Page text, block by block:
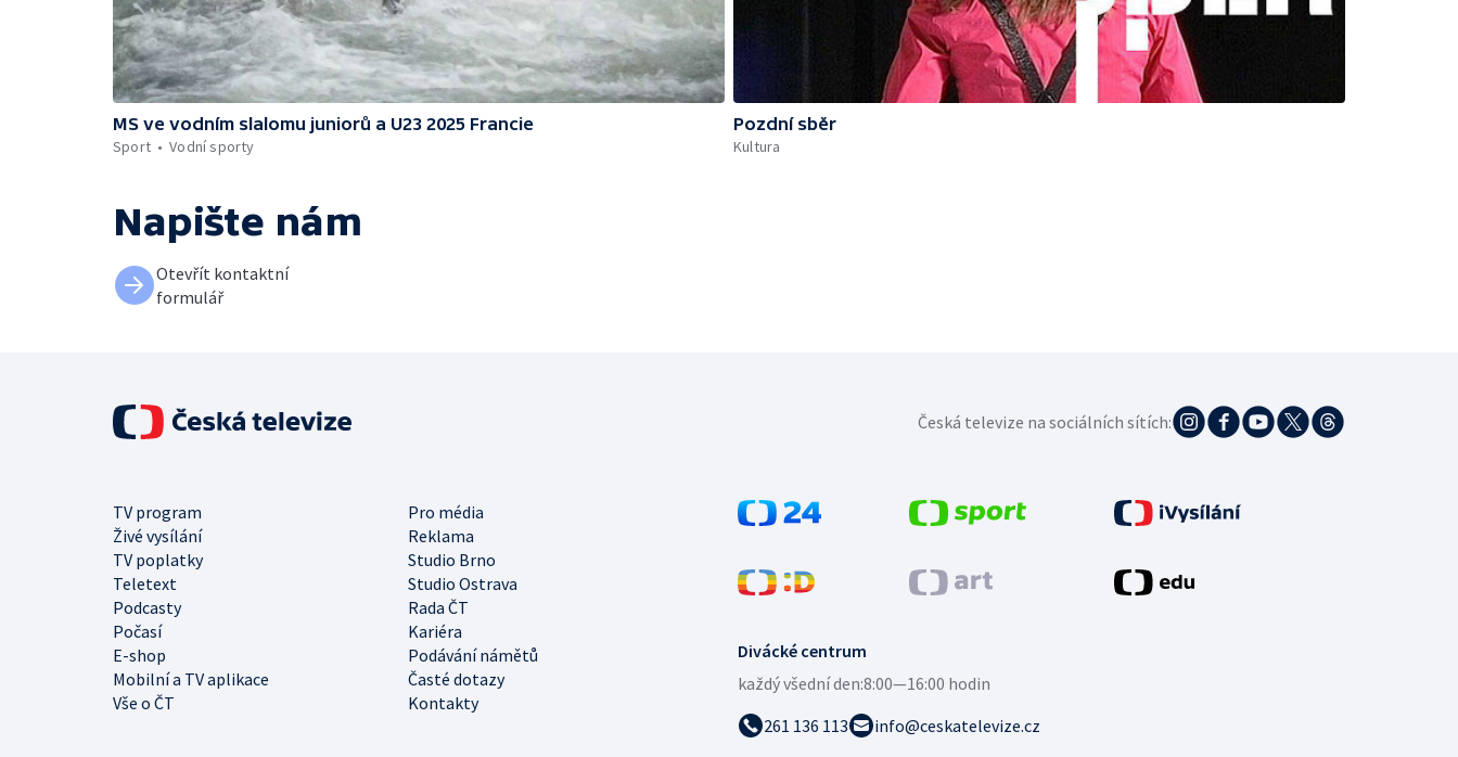
MS ve vodním slalomu juniorů a U23 2025 Francie
Sport
Vodní sporty
Pozdní sběr
Kultura
Napište nám
Otevřít kontaktní
formulář
Divácké centrum
každý všední den:8:00—16:00 hodin
261 136 113
info@ceskatelevize.cz
TV program
Pro média
Živé vysílání
Reklama
TV poplatky
Studio Brno
Teletext
Studio Ostrava
Podcasty
Rada ČT
Počasí
Kariéra
E-shop
Podávání námětů
Mobilní a TV aplikace
Časté dotazy
Vše o ČT
Kontakty
Česká televize na sociálních sítích: